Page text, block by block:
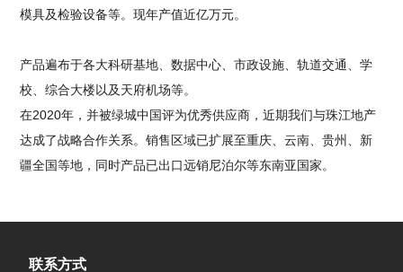
模具及检验设备等。现年产值近亿万元。
产品遍布于各大科研基地、数据中心、市政设施、轨道交通、学
校、综合大楼以及天府机场等。
在2020年，并被绿城中国评为优秀供应商，近期我们与珠江地产
达成了战略合作关系。销售区域已扩展至重庆、云南、贵州、新
疆全国等地，同时产品已出口远销尼泊尔等东南亚国家。
联系方式